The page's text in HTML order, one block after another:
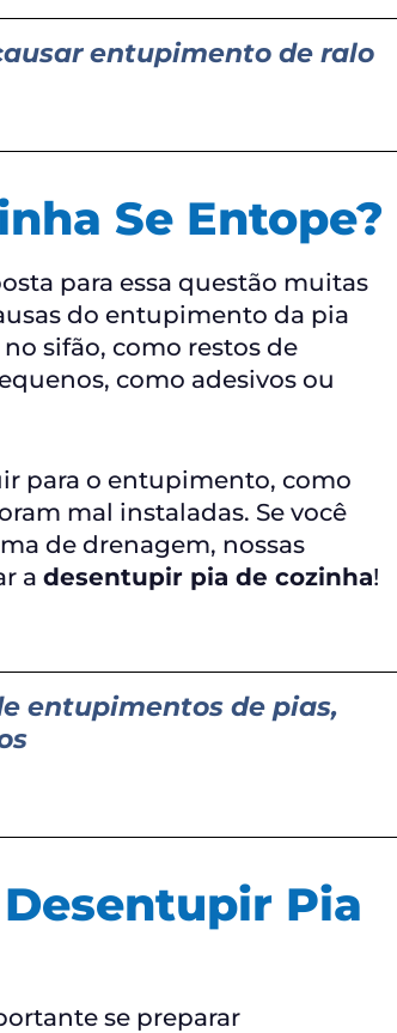
entupimento de ralo
Se Entope?
para essa questão muitas
do entupimento da pia
sifão, como restos de
como adesivos ou
para o entupimento, como
mal instaladas. Se você
de drenagem, nossas
adesentupir pia de cozinha!
entupimentos de pias,
Pia
se preparar